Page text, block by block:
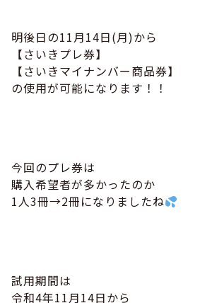
明後日の11月14日(月)から
【さいきプレ券】
【さいきマイナンバー商品券】
の使用が可能になります！！
今回のプレ券は
購入希望者が多かったのか
1人3冊→2冊になりましたね
試用期間は
令和4年11月14日から